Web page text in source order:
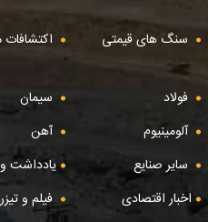
سنگ های قیمتی
فولاد
سیمان
آلومینیوم
آهن
سایر صنایع
یادداشت
اخبار اقتصادی
فیلم و تیزر